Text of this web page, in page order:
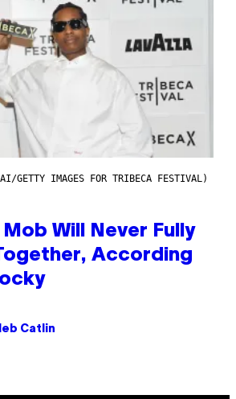
GETTY IMAGES FOR TRIBECA FESTIVAL)
Will Never Fully
According
Catlin